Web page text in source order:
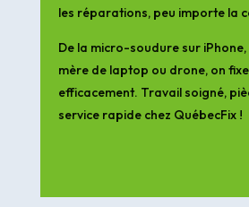
les réparations, peu importe la
De la micro-soudure sur
mère de laptop ou drone, on
efficacement. Travail soigné,
service rapide chez QuébecFix !